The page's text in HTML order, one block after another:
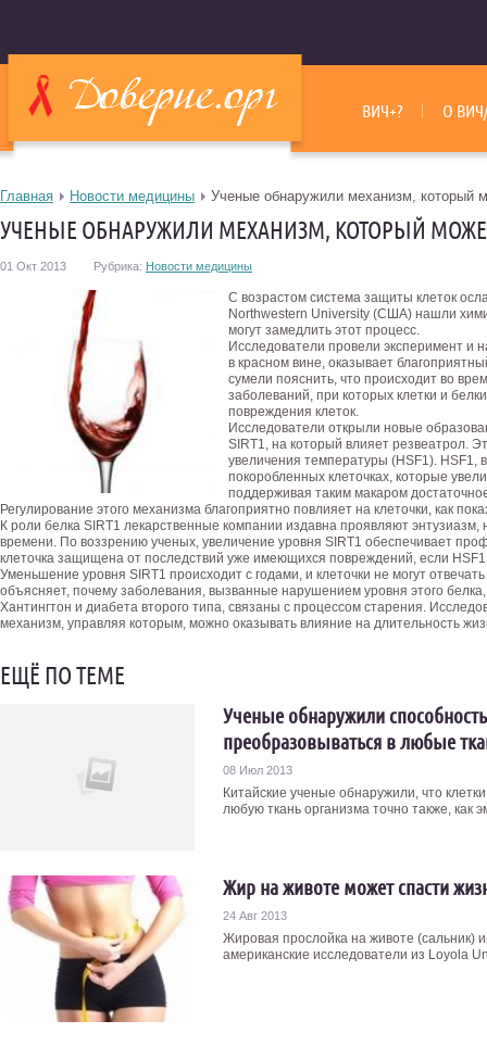
ВИЧ+? О
Главная Новости медицины Ученые обнаружили механизм, который
УЧЕНЫЕ ОБНАРУЖИЛИ МЕХАНИЗМ, КОТОРЫЙ
01 Окт 2013 Рубрика: Новости медицины
С возрастом система защиты клеток
Northwestern University (США) нашли
могут замедлить этот процесс.
Исследователи провели эксперимент и
в красном вине, оказывает
сумели пояснить, что происходит во
заболеваний, при которых клетки и
повреждения клеток.
Исследователи открыли новые
SIRT1, на который влияет резвеатрол.
увеличения температуры (HSF1). HSF1,
покоробленных клеточках, которые
поддерживая таким макаром
Регулирование этого механизма благоприятно повлияет на клеточки, как
К роли белка SIRT1 лекарственные компании издавна проявляют
времени. По воззрению ученых, увеличение уровня SIRT1 обеспечивает
клеточка защищена от последствий уже имеющихся повреждений, если HSF1
Уменьшение уровня SIRT1 происходит с годами, и клеточки не могут
объясняет, почему заболевания, вызванные нарушением уровня этого
Хантингтон и диабета второго типа, связаны с процессом старения.
механизм, управляя которым, можно оказывать влияние на длительность
ЕЩЁ ПО ТЕМЕ
Ученые обнаружили
преобразовываться в любые
08 Июл 2013
Китайские ученые обнаружили, что
любую ткань организма точно также, как
Жир на животе может спасти
24 Авг 2013
Жировая прослойка на животе (сальник)
американские исследователи из Loyola